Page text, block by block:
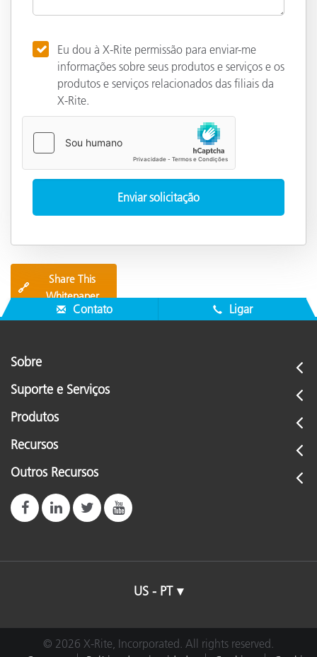
Eu dou à X-Rite permissão para enviar-me
informações sobre seus produtos e serviços e os
produtos e serviços relacionados das filiais da
X-Rite.
🔗
Share This
Whitepaper
Contato Ligar
Sobre
Suporte e Serviços
Produtos
Recursos
Outros Recursos
US - PT
© 2026 X-Rite, Incorporated. All rights reserved.